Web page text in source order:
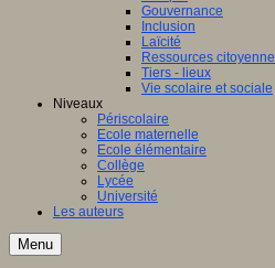
Gouvernance
Inclusion
Laïcité
Ressources
Tiers - lieux
Vie scolaire et sociale
Niveaux
Périscolaire
Ecole maternelle
Ecole élémentaire
Collège
Lycée
Université
Les auteurs
Menu